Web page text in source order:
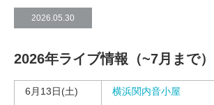
2026.05.30
2026年ライブ情報（~7月まで）
6月13日(土)
横浜関内音小屋